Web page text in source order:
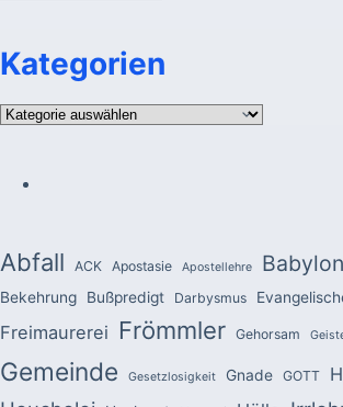
Kategorien
Kategorien
Abfall ACK Apostasie Apostellehre Babylon
Bekehrung Bußpredigt Darbysmus
Freimaurerei Frömmler Gehorsam
Gemeinde Gesetzlosigkeit Gnade GOTT